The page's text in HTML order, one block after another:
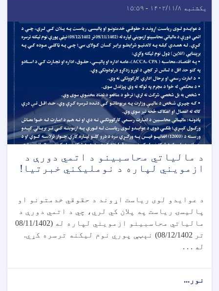
یکشنبه ۱۴۰۲/۱۱/۸ - ۱۵:۵۹
د مالياتي محاسبينو د اتمي دورې د
ازمويني لپاره د نومليکني خبرتیا!
د عوایدو لوی ریاست اړوند د حقوقي خدمتونو او
پالیسۍ ریاست په پلان کي لري، چي د اتمي دورې د
مالیاتي محاسبینو ازمویني لپاره له (08/11/1402
تر 08/12/1402) نېټې پوري نوم لیکنه ترسره کړي.
له . . .
نور...